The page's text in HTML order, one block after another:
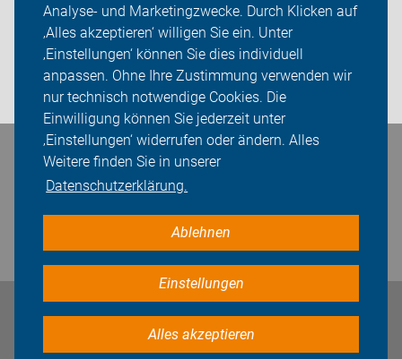
Analyse- und Marketingzwecke. Durch Klicken auf
‚Alles akzeptieren‘ willigen Sie ein. Unter
‚Einstellungen‘ können Sie dies individuell
anpassen. Ohne Ihre Zustimmung verwenden wir
nur technisch notwendige Cookies. Die
Einwilligung können Sie jederzeit unter
‚Einstellungen‘ widerrufen oder ändern. Alles
Weitere finden Sie in unserer
Datenschutzerklärung.
Ablehnen
Einstellungen
Alles akzeptieren
ADFC Ilm-Kreis
Sei dabei
Login
Bleiben Sie in Kontakt